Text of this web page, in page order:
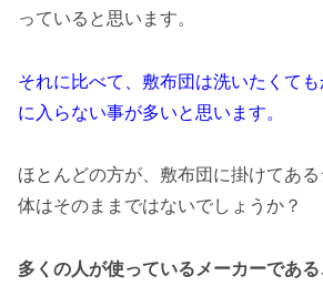
っていると思います。
それに比べて、敷布団は洗いたくて
に入らない事が多いと思います。
ほとんどの方が、敷布団に掛けてあ
体はそのままではないでしょうか？
多くの人が使っているメーカーであ